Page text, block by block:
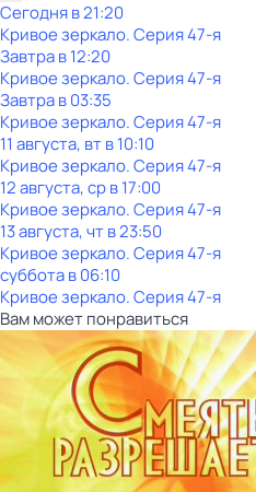
Сегодня в 21:20
Кривое зеркало. Серия 47-я
Завтра в 12:20
Кривое зеркало. Серия 47-я
Завтра в 03:35
Кривое зеркало. Серия 47-я
11 августа, вт в 10:10
Кривое зеркало. Серия 47-я
12 августа, ср в 17:00
Кривое зеркало. Серия 47-я
13 августа, чт в 23:50
Кривое зеркало. Серия 47-я
субботав06:10
Кривое зеркало. Серия 47-я
Вам может понравиться